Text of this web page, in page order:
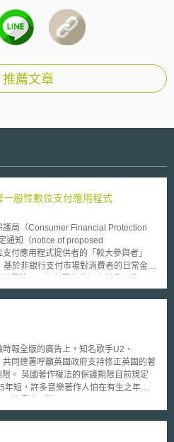
推薦文章
般性數位支付應用程式
局（Consumer Financial Protection
通知（notice of proposed
付應用程式提供者的「較大參與者」
於非銀行支付市場對消費者的日常金融
Financial Protection Act, CFPA）的監
包功能，進行「一般性」數位支付交易
to-person, P2P）支付的非銀行機構，
且該機構不屬於《小型企業法》
的小型企業（small business），根據
全版的廣告上，知名歌手U2、
同連署呼籲英國政府支持修正英國的著
前規定
短，許多音樂著作人怕在有生之年會
動修改英國著作權法，希望延長英國著